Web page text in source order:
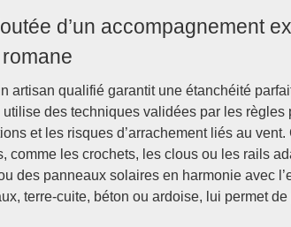
d’un accompagnement
artisan qualifié garantit une étanchéité
des techniques validées par les
et les risques d’arrachement liés au
comme les crochets, les clous ou les rails
des panneaux solaires en harmonie avec
terre-cuite, béton ou ardoise, lui permet